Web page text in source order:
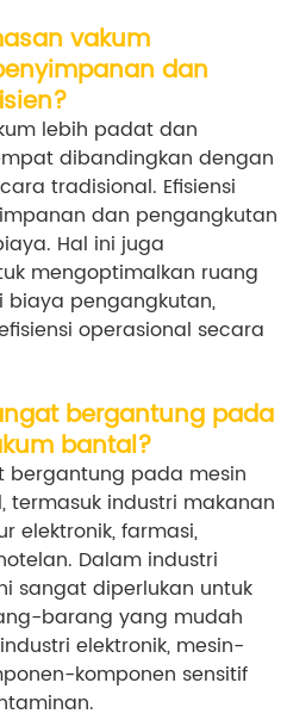
vakum
dan
lebih padat dan
dibandingkan dengan
tradisional. Efisiensi
dan pengangkutan
Hal ini juga
mengoptimalkan ruang
pengangkutan,
operasional secara
bergantung pada
bantal?
bergantung pada mesin
industri makanan
elektronik, farmasi,
Dalam industri
sangat diperlukan untuk
barang yang mudah
elektronik, mesin-
komponen sensitif